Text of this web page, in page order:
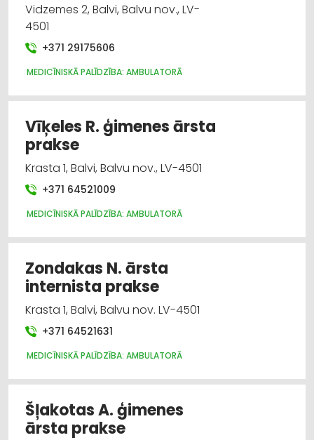
Vidzemes 2, Balvi, Balvu nov., LV-
4501
+371 29175606
MEDICĪNISKĀ PALĪDZĪBA: AMBULATORĀ
Vīķeles R. ģimenes ārsta
prakse
Krasta 1, Balvi, Balvu nov., LV-4501
+371 64521009
MEDICĪNISKĀ PALĪDZĪBA: AMBULATORĀ
Zondakas N. ārsta
internista prakse
Krasta 1, Balvi, Balvu nov. LV-4501
+371 64521631
MEDICĪNISKĀ PALĪDZĪBA: AMBULATORĀ
Šļakotas A. ģimenes
ārsta prakse